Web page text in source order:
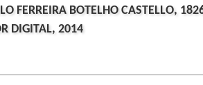
FERREIRA BOTELHO CASTELLO,
DIGITAL, 2014